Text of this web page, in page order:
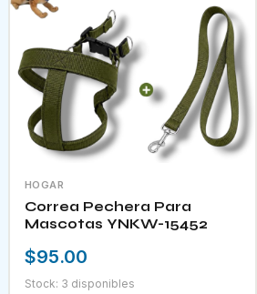
HOGAR
Correa Pechera Para
Mascotas YNKW-15452
$95.00
Stock: 3 disponibles